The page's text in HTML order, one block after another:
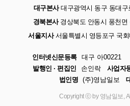
대구본사대구광역시 동구 동대구
경북본사경상북도 안동시 풍천면
서울지사서울특별시 영등포구 국
인터넷신문등록 대구 아00221
발행인 · 편집인
손인락 사업자
법인명 (주)영남일보
Copyright ⓒ by 영남일보,